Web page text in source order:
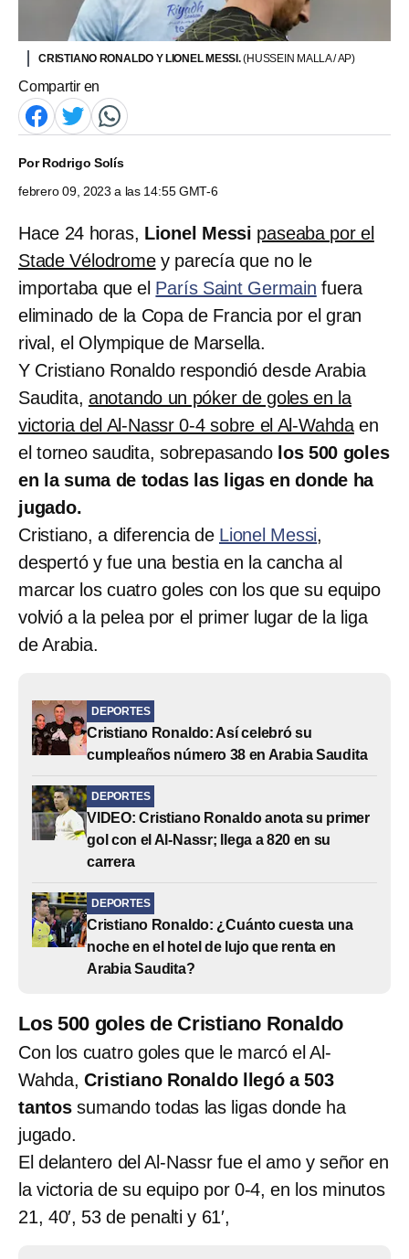
CRISTIANO RONALDO Y LIONEL MESSI.(HUSSEIN MALLA / AP)
Compartir en
PorRodrigo Solís
febrero 09, 2023 a las 14:55 GMT-6
Hace 24 horas, Lionel Messi paseaba por el
Stade Vélodromey parecía que no le
importaba que el París Saint Germain fuera
eliminado de la Copa de Francia por el gran
rival, el Olympique de Marsella.
Y Cristiano Ronaldo respondió desde Arabia
Saudita, anotando un póker de goles en la
victoria del Al-Nassr 0-4 sobre el Al-Wahda en
el torneo saudita, sobrepasandolos 500 goles
en la suma de todas las ligas en donde ha
jugado.
Cristiano, a diferencia de Lionel Messi,
despertó y fue una bestia en la cancha al
marcar los cuatro goles con los que su equipo
volvió a la pelea por el primer lugar de la liga
de Arabia.
DEPORTES
Cristiano Ronaldo: Así celebró su
cumpleaños número 38 en Arabia Saudita
DEPORTES
VIDEO: Cristiano Ronaldo anota su primer
gol con el Al-Nassr; llega a 820 en su
carrera
DEPORTES
Cristiano Ronaldo: ¿Cuánto cuesta una
noche en el hotel de lujo que renta en
Arabia Saudita?
Los 500 goles de Cristiano Ronaldo
Con los cuatro goles que le marcó el Al-
Wahda,Cristiano Ronaldo llegó a 503
tantossumando todas las ligas donde ha
jugado.
El delantero del Al-Nassr fue el amo y señor en
la victoria de su equipo por 0-4, en los minutos
21, 40′, 53 de penalti y 61′,